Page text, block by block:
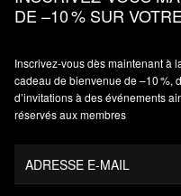
DE –10 % SUR
Inscrivez‑vous dès maintenant à
cadeau de bienvenue de –10 %,
d’invitations à des événements
réservés aux membres
ADRESSE E-MAIL